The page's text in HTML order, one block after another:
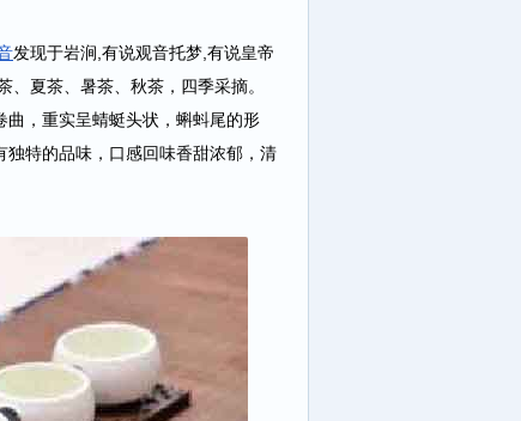
发现于岩涧,有说观音托梦,有说皇帝
夏茶、暑茶、秋茶，四季采摘。
曲，重实呈蜻蜓头状，蝌蚪尾的形
特的品味，口感回味香甜浓郁，清